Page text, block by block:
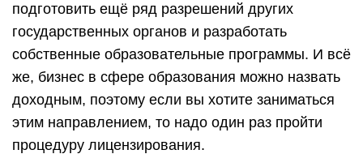
подготовить ещё ряд разрешений других
государственных органов и разработать
собственные образовательные программы. И всё
же, бизнес в сфере образования можно назвать
доходным, поэтому если вы хотите заниматься
этим направлением, то надо один раз пройти
процедуру лицензирования.